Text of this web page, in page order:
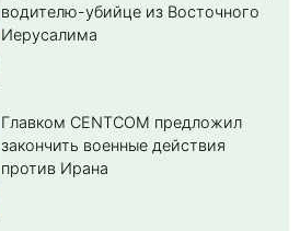
водителю-убийце из Восточного
Иерусалима
Главком CENTCOM предложил
закончить военные действия
против Ирана